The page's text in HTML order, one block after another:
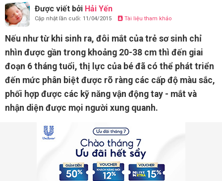
Được viết bởi Hải Yến
Cập nhật lần cuối: 11/04/2015 Tài liệu tham khảo
Nếu như từ khi sinh ra, đôi mắt của trẻ sơ sinh chỉ
nhìn được gần trong khoảng 20-38 cm thì đến giai
đoạn 6 tháng tuổi, thị lực của bé đã có thể phát triển
đến mức phân biệt được rõ ràng các cấp độ màu sắc,
phối hợp được các kỹ năng vận động tay - mắt và
nhận diện được mọi người xung quanh.